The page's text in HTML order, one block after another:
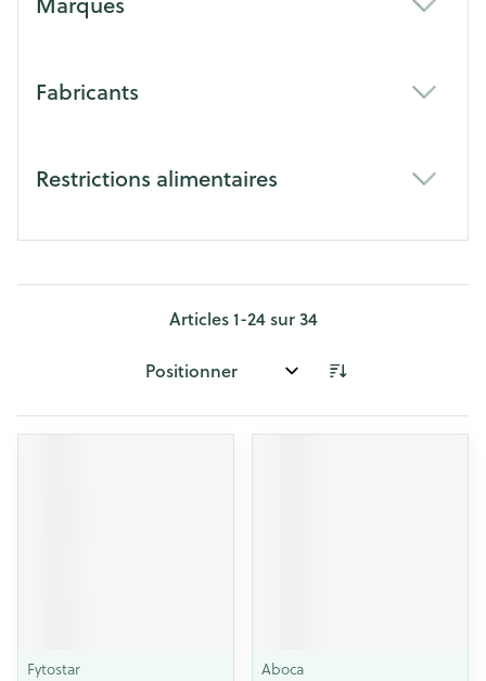
Fabricants
Restrictions alimentaires
Articles1-24sur34
Trier par:
Fytostar Aboca